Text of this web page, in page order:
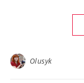
Olusyk